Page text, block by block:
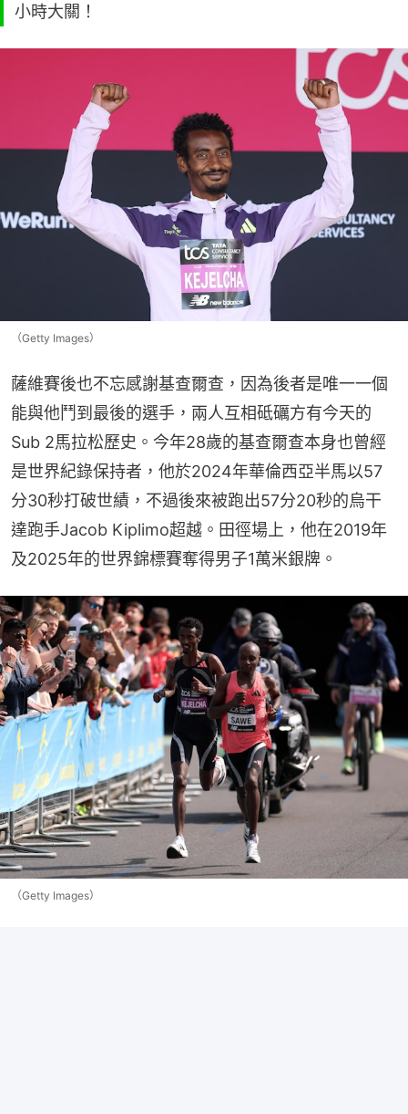
小時大關！
（Getty Images）
薩維賽後也不忘感謝基查爾查，因為後者是唯一一個
能與他鬥到最後的選手，兩人互相砥礪方有今天的
Sub 2馬拉松歷史。今年28歲的基查爾查本身也曾經
是世界紀錄保持者，他於2024年華倫西亞半馬以57
分30秒打破世績，不過後來被跑出57分20秒的烏干
達跑手Jacob Kiplimo超越。田徑場上，他在2019年
及2025年的世界錦標賽奪得男子1萬米銀牌。
（Getty Images）